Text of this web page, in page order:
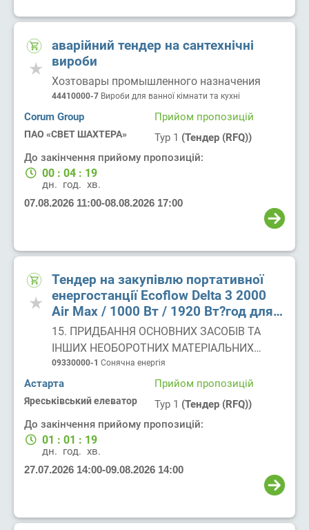
аварійний тендер на сантехнічні
вироби
Хозтовары промышленного назначения
44410000-7 Вироби для ванної кімнати та кухні
Corum Group
ПАО «СВЕТ ШАХТЕРА»
Прийом пропозицій
Тур 1 (Тендер (RFQ))
До закінчення прийому пропозицій:
00 : 04 : 19
дн. год. хв.
07.08.2026 11:00-08.08.2026 17:00
Тендер на закупівлю портативної
енергостанції Ecoflow Delta 3 2000
Air Max / 1000 Вт / 1920 Вт?год для
потреб ВП "Яреськівський елеватор"
15. ПРИДБАННЯ ОСНОВНИХ ЗАСОБІВ ТА
ІНШИХ НЕОБОРОТНИХ МАТЕРІАЛЬНИХ
АКТИВІВ
09330000-1 Сонячна енергія
Астарта
Яреськівський елеватор
Прийом пропозицій
Тур 1 (Тендер (RFQ))
До закінчення прийому пропозицій:
01 : 01 : 19
дн. год. хв.
27.07.2026 14:00-09.08.2026 14:00